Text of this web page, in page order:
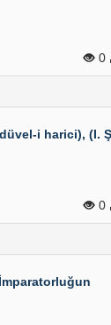
0
i harici), (I.
0